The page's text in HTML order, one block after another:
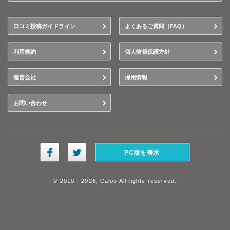
口コミ投稿ガイドライン よくあるご質問（FAQ）
利用規約 個人情報保護方針
運営会社 採用情報
お問い合わせ
PC版を表示
© 2010 - 2026, Caloo All rights reserved.